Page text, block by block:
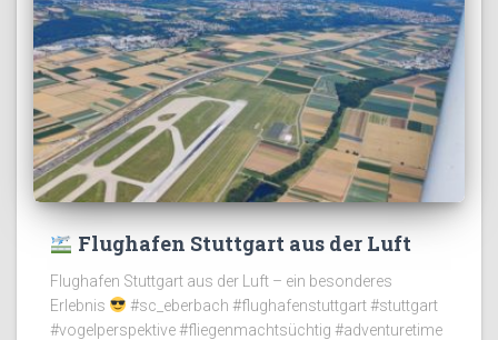
Flughafen Stuttgart aus der Luft
Flughafen Stuttgart aus der Luft – ein besonderes
Erlebnis
#sc_eberbach #flughafenstuttgart #stuttgart
#vogelperspektive #fliegenmachtsüchtig #adventuretime